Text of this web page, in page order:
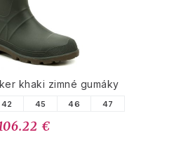
khaki zimné gumáky
42 45 46 47
€